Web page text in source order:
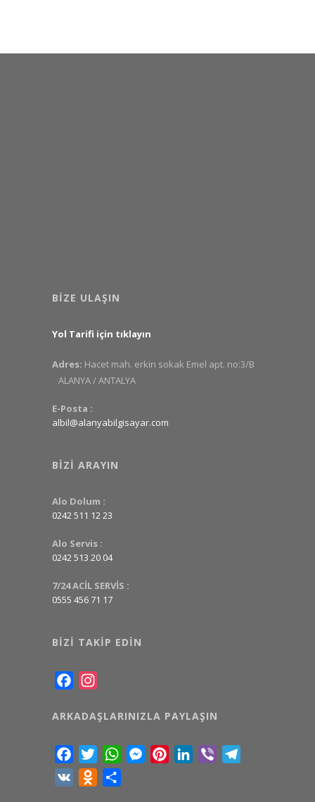
BIZE ULAŞIN
Yol Tarifi için tıklayın
Adres: Hacet mah. erkin sokak Emel apt. no:3/B
ALANYA / ANTALYA
E-Posta :
albil@alanyabilgisayar.com
BIZI ARAYIN
Alo Dolum :
0242 511 12 23
Alo Servis :
0242 513 20 04
7/24 ACİL SERVİS :
0555 456 71 17
BIZI TAKIP EDIN
Facebook
ARKADAŞLARINIZLA PAYLAŞIN
FacebookTwitterWhatsAppMessenger
PinterestLinkedIn
Viber
VK
Odnoklassniki